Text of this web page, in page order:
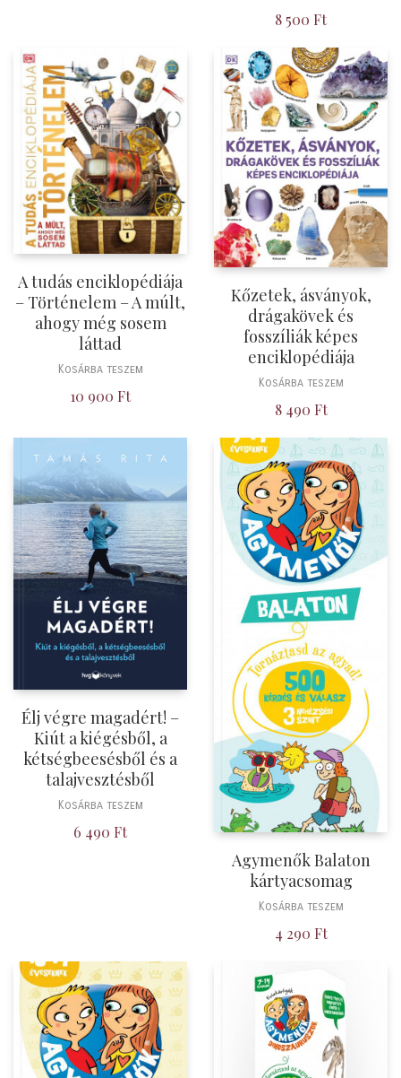
8 500 Ft
A tudás enciklopédiája
– Történelem – A múlt,
ahogy még sosem
láttad
Kosárba teszem
10 900 Ft
Kőzetek, ásványok,
drágakövek és
fosszíliák képes
enciklopédiája
Kosárba teszem
8 490 Ft
Élj végre magadért! –
Kiút a kiégésből, a
kétségbeesésből és a
talajvesztésből
Kosárba teszem
6 490 Ft
Agymenők Balaton
kártyacsomag
Kosárba teszem
4 290 Ft